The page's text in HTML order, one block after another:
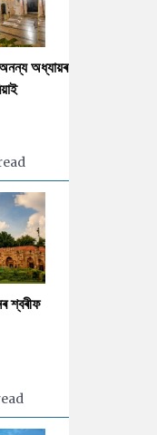
অধ্যায়ৰ
শ্বৰীফ